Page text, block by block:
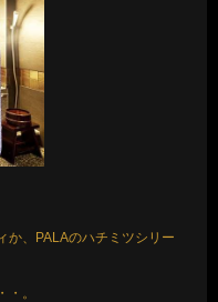
か、PALAのハチミツシリー
。